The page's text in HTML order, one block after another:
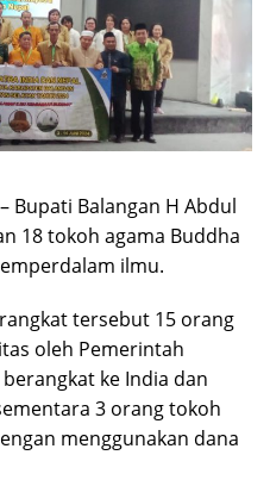
– Bupati Balangan H Abdul
18 tokoh agama Buddha
ilmu.
tersebut 15 orang
oleh Pemerintah
ke India dan
3 orang tokoh
menggunakan dana